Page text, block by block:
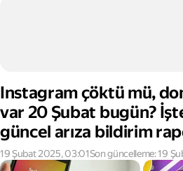
Instagram çöktü mü,
var 20 Şubat bugün?
güncel arıza bildirim
19 Şubat 2025, 03:01Son güncelleme: 19